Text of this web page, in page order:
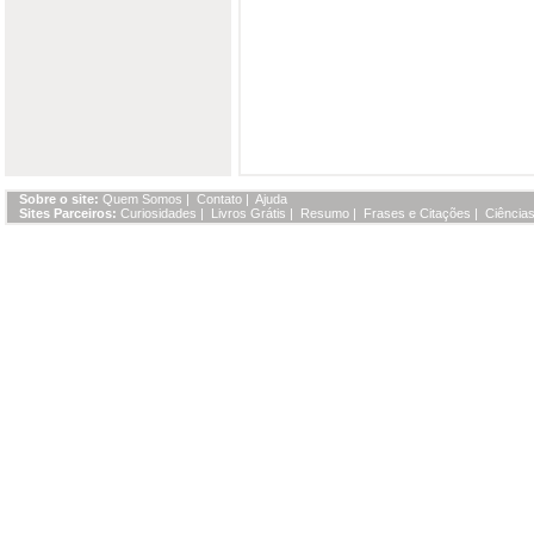
Sobre o site: Quem Somos | Contato | Ajuda
Sites Parceiros: Curiosidades | Livros Grátis | Resumo | Frases e Citações |